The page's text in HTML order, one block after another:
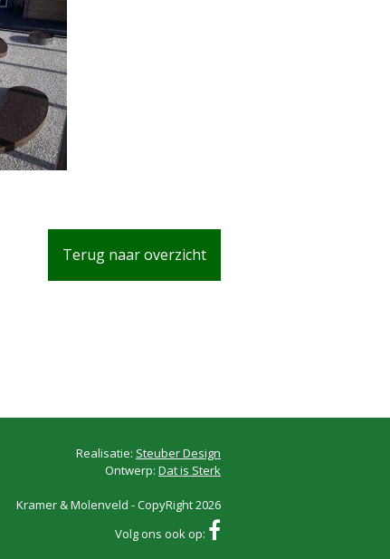
Terug naar overzicht
Realisatie: Steuber Design
Ontwerp: Dat is Sterk
Kramer & Molenveld - CopyRight 2026
Volg ons ook op: